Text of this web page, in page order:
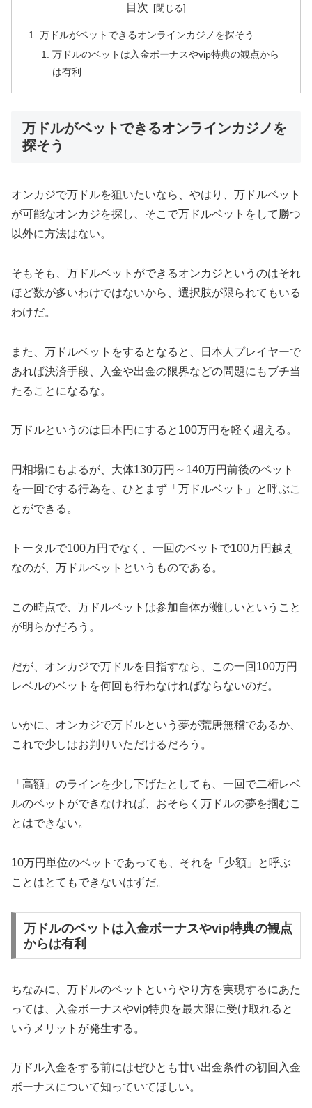
目次
万ドルがベットできるオンラインカジノを探そう
万ドルのベットは入金ボーナスやvip特典の観点から
は有利
万ドルがベットできるオンラインカジノを
探そう
オンカジで万ドルを狙いたいなら、やはり、万ドルベット
が可能なオンカジを探し、そこで万ドルベットをして勝つ
以外に方法はない。
そもそも、万ドルベットができるオンカジというのはそれ
ほど数が多いわけではないから、選択肢が限られてもいる
わけだ。
また、万ドルベットをするとなると、日本人プレイヤーで
あれば決済手段、入金や出金の限界などの問題にもブチ当
たることになるな。
万ドルというのは日本円にすると100万円を軽く超える。
円相場にもよるが、大体130万円～140万円前後のベット
を一回でする行為を、ひとまず「万ドルベット」と呼ぶこ
とができる。
トータルで100万円でなく、一回のベットで100万円越え
なのが、万ドルベットというものである。
この時点で、万ドルベットは参加自体が難しいということ
が明らかだろう。
だが、オンカジで万ドルを目指すなら、この一回100万円
レベルのベットを何回も行わなければならないのだ。
いかに、オンカジで万ドルという夢が荒唐無稽であるか、
これで少しはお判りいただけるだろう。
「高額」のラインを少し下げたとしても、一回で二桁レベ
ルのベットができなければ、おそらく万ドルの夢を掴むこ
とはできない。
10万円単位のベットであっても、それを「少額」と呼ぶ
ことはとてもできないはずだ。
万ドルのベットは入金ボーナスやvip特典の観点
からは有利
ちなみに、万ドルのベットというやり方を実現するにあた
っては、入金ボーナスやvip特典を最大限に受け取れると
いうメリットが発生する。
万ドル入金をする前にはぜひとも甘い出金条件の初回入金
ボーナスについて知っていてほしい。